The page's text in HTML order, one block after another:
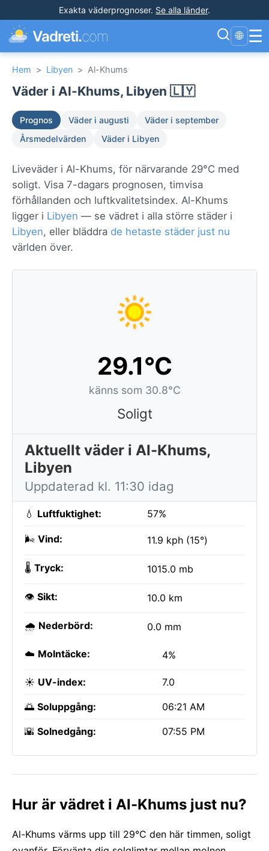
Exakta väderprognoser. Se alla länder.
Vadreti.com 🌐 ☰
Hem > Libyen > Al-Khums
Väder i Al-Khums, Libyen 🇱🇾
Prognos Väder i augusti
Väder i september
Årsmedelvärden
Väder i Libyen
Liveväder i Al-Khums, för närvarande 29°C med
soligt. Visa 7-dagars prognosen, timvisa
förhållanden och luftkvalitetsindex. Al-Khums
ligger i Libyen — se vädret i alla större städer i
Libyen, eller bläddra de hetaste städer just nu
världen över.
29.1°C
känns som 30.8°C
Soligt
Aktuellt väder i Al-Khums,
Libyen
Uppdaterad kl. 11:30 idag
💧 Luftfuktighet: 57%
🌬️ Vind: 11.9 kph (15°)
🌡️ Tryck: 1015.0 mb
👁️ Sikt: 10.0 km
🌧️ Nederbörd: 0.0 mm
☁️ Molntäcke: 4%
☀️ UV-index: 7.0
🌅 Soluppgång: 06:21 AM
🌇 Solnedgång: 07:55 PM
Hur är vädret i Al-Khums just nu?
Al-Khums värms upp till 29°C den här timmen, soligt